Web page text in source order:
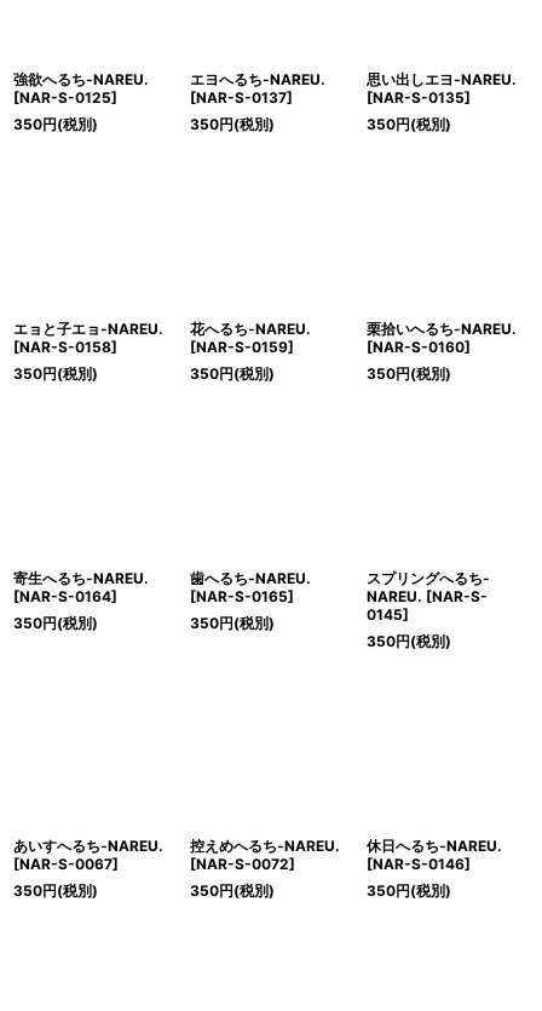
強欲へるち-NAREU.
[NAR-S-0125]
350円(税別)
エヨへるち-NAREU.
[NAR-S-0137]
350円(税別)
思い出しエヨ-NAREU.
[NAR-S-0135]
350円(税別)
エョと子エョ-NAREU.
[NAR-S-0158]
350円(税別)
花へるち-NAREU.
[NAR-S-0159]
350円(税別)
栗拾いへるち-NAREU.
[NAR-S-0160]
350円(税別)
寄生へるち-NAREU.
[NAR-S-0164]
350円(税別)
歯へるち-NAREU.
[NAR-S-0165]
350円(税別)
スプリングへるち-
NAREU. [NAR-S-
0145]
350円(税別)
あいすへるち-NAREU.
[NAR-S-0067]
350円(税別)
控えめへるち-NAREU.
[NAR-S-0072]
350円(税別)
休日へるち-NAREU.
[NAR-S-0146]
350円(税別)